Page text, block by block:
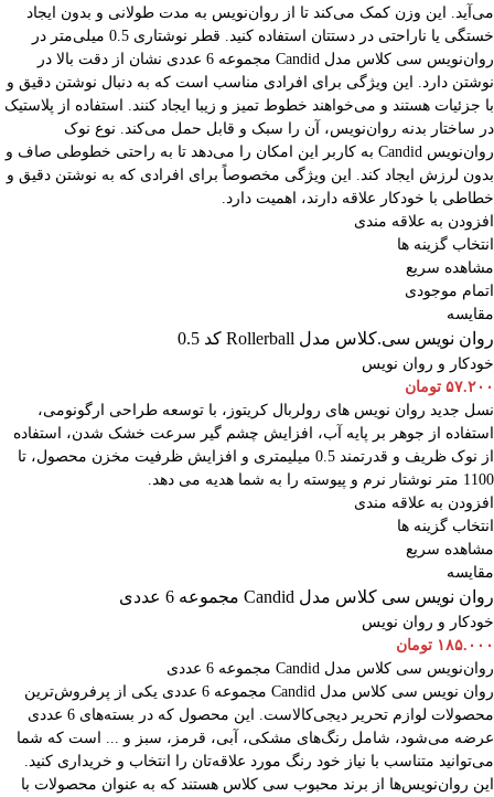
می‌آید. این وزن کمک می‌کند تا از روان‌نویس به مدت طولانی و بدون ایجاد
خستگی یا ناراحتی در دستتان استفاده کنید. قطر نوشتاری 0.5 میلی‌متر در
روان‌نویس سی کلاس مدل Candid مجموعه 6 عددی نشان از دقت بالا در
نوشتن دارد. این ویژگی برای افرادی مناسب است که به دنبال نوشتن دقیق و
با جزئیات هستند و می‌خواهند خطوط تمیز و زیبا ایجاد کنند. استفاده از پلاستیک
در ساختار بدنه روان‌نویس، آن را سبک و قابل حمل می‌کند. نوع نوک
روان‌نویس Candid به کاربر این امکان را می‌دهد تا به راحتی خطوطی صاف و
بدون لرزش ایجاد کند. این ویژگی مخصوصاً برای افرادی که به نوشتن دقیق و
خطاطی با خودکار علاقه دارند، اهمیت دارد.
افزودن به علاقه مندی
انتخاب گزینه ها
مشاهده سریع
اتمام موجودی
مقایسه
روان نویس سی.کلاس مدل Rollerball کد 0.5
خودکار و روان نویس
۵۷.۲۰۰ تومان
نسل جدید روان نویس های رولربال کریتوز، با توسعه طراحی ارگونومی،
استفاده از جوهر بر پایه آب، افزایش چشم گیر سرعت خشک شدن، استفاده
از نوک ظریف و قدرتمند 0.5 میلیمتری و افزایش ظرفیت مخزن محصول، تا
1100 متر نوشتار نرم و پیوسته را به شما هدیه می دهد.
افزودن به علاقه مندی
انتخاب گزینه ها
مشاهده سریع
مقایسه
روان نویس سی کلاس مدل Candid مجموعه 6 عددی
خودکار و روان نویس
۱۸۵.۰۰۰ تومان
روان‌نویس سی کلاس مدل Candid مجموعه 6 عددی
روان نویس سی کلاس مدل Candid مجموعه 6 عددی یکی از پرفروش‌ترین
محصولات لوازم تحریر دیجی‌کالاست. این محصول که در بسته‌های 6 عددی
عرضه می‌شود، شامل رنگ‌های مشکی، آبی، قرمز، سبز و ... است که شما
می‌توانید متناسب با نیاز خود رنگ مورد علاقه‌تان را انتخاب و خریداری کنید.
این روان‌نویس‌ها از برند محبوب سی کلاس هستند که به عنوان محصولات با